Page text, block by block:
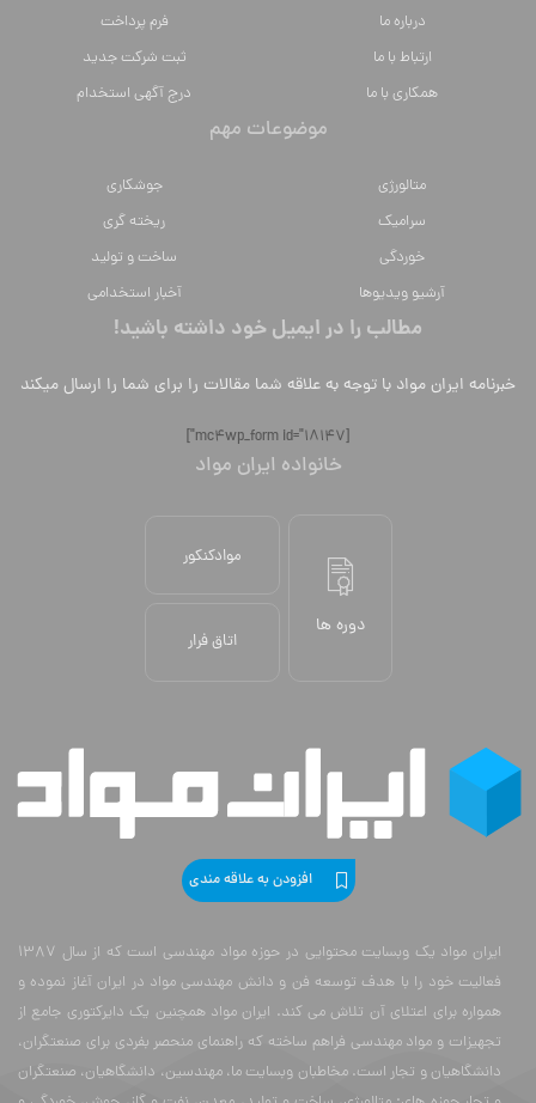
درباره ما
فرم پرداخت
ارتباط با ما
ثبت شرکت جدید
همکاری با ما
درج آگهی استخدام
موضوعات مهم
متالورژي
جوشکاری
سراميك
ریخته گری
خوردگی
ساخت و تولید
آرشیو ویدیوها
آخبار استخدامی
مطالب را در ایمیل خود داشته باشید!
خبرنامه ایران مواد با توجه به علاقه شما مقالات را برای شما را ارسال میکند
[mc4wp_form id="18147"]
خانواده ایران مواد
دوره ها
موادکنکور
اتاق فرار
افزودن به علاقه مندی
ایران مواد یک وبسایت محتوایی در حوزه مواد مهندسی است که از سال 1387
فعالیت خود را با هدف توسعه فن و دانش مهندسی مواد در ایران آغاز نموده و
همواره برای اعتلای آن تلاش می کند. ایران مواد همچنین یک دایرکتوری جامع از
تجهیزات و مواد مهندسی فراهم ساخته که راهنمای منحصر بفردی برای صنعتگران،
دانشگاهیان و تجار است. مخاطبان وبسایت ما، مهندسین، دانشگاهیان، صنعتگران